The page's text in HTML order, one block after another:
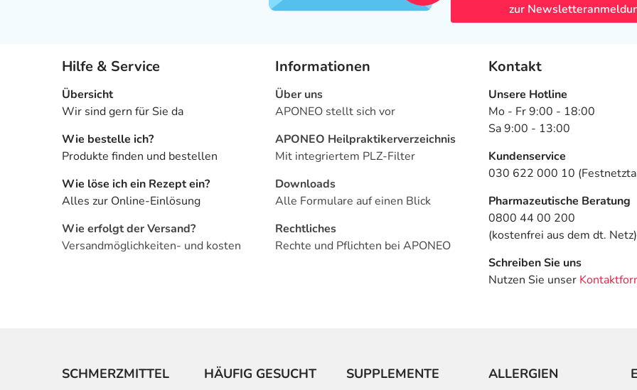
zur
Hilfe & Service
Übersicht
Wir sind gern für Sie da
Wie bestelle ich?
Produkte finden und bestellen
Wie löse ich ein Rezept ein?
Alles zur Online-Einlösung
Wie erfolgt der Versand?
Versandmöglichkeiten- und kosten
Informationen
Über uns
APONEO stellt sich vor
APONEO Heilpraktikerverzeichnis
Mit integriertem PLZ-Filter
Downloads
Alle Formulare auf einen Blick
Rechtliches
Rechte und Pflichten bei APONEO
Kontakt
Unsere Hotline
Mo - Fr 9:00 - 18:00
Sa 9:00 - 13:00
Kundenservice
030 622 000 10
Pharmazeutische Beratung
0800 44 00 200
(kostenfrei aus dem dt. Netz)
Schreiben Sie uns
Nutzen Sie unser
SCHMERZMITTEL HÄUFIG GESUCHT SUPPLEMENTE ALLERGIEN